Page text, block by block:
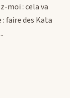
moi : cela va
faire des Kata